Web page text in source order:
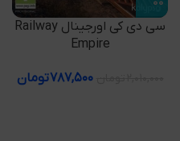
سی دی کی اورجینال Railway
Empire
۷۸۷,۵۰۰تومان